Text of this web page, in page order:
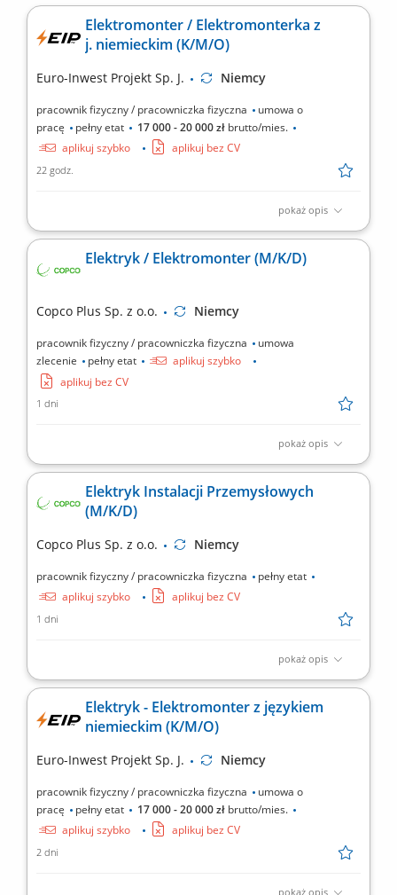
Elektromonter / Elektromonterka z
j. niemieckim (K/M/O)
Euro-Inwest Projekt Sp. J. Niemcy
pracownik fizyczny / pracowniczka fizyczna
umowa o
pracę
pełny etat 17 000 - 20 000 zł brutto/mies.
aplikuj szybko
aplikuj bez CV
22 godz.
pokaż opis
Montaż i budowa tras oraz linii kablowych. Montaż instalacji
sterowania, oświetlenia oraz rozdzielnic/szaf sterowniczych.
Codzienna komunikacja z Kierownictwem w języku niemieckim.
Elektryk / Elektromonter (M/K/D)
Copco Plus Sp. z o.o. Niemcy
pracownik fizyczny / pracowniczka fizyczna
umowa
zlecenie
pełny etat
aplikuj szybko
aplikuj bez CV
1 dni
pokaż opis
Obowiązki: Montaż instalacji elektrycznych w obiektach
elektrycznych; Pomiary elektryczne; Wymagania: Wykształcenie
elektryczne lub w trakcie nauki; Doświadczenie zawodowe na
Umiejętność...
Elektryk Instalacji Przemysłowych
(M/K/D)
Copco Plus Sp. z o.o. Niemcy
pracownik fizyczny / pracowniczka fizyczna
pełny etat
aplikuj szybko
aplikuj bez CV
1 dni
pokaż opis
Obowiązki: Montaż instalacji elektrycznych w różnych typach
elektrycznych. Wykonywanie pomiarów elektrycznych.
Elektryk - Elektromonter z językiem
niemieckim (K/M/O)
Euro-Inwest Projekt Sp. J. Niemcy
pracownik fizyczny / pracowniczka fizyczna
umowa o
pracę
pełny etat 17 000 - 20 000 zł brutto/mies.
aplikuj szybko
aplikuj bez CV
2 dni
pokaż opis